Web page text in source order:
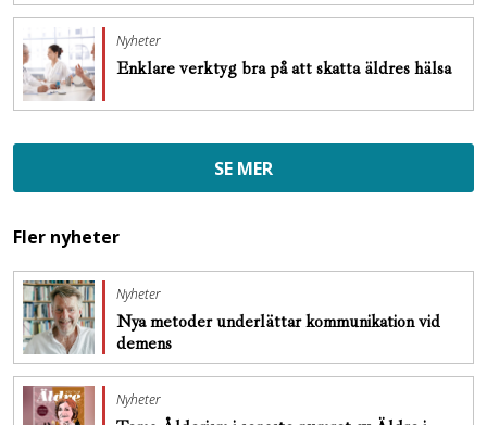
Nyheter
Enklare verktyg bra på att skatta äldres hälsa
SE MER
Fler nyheter
Nyheter
Nya metoder underlättar kommunikation vid
demens
Nyheter